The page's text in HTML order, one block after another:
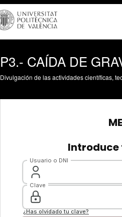
P3.- CAÍDA DE
Divulgación de las actividades científicas,